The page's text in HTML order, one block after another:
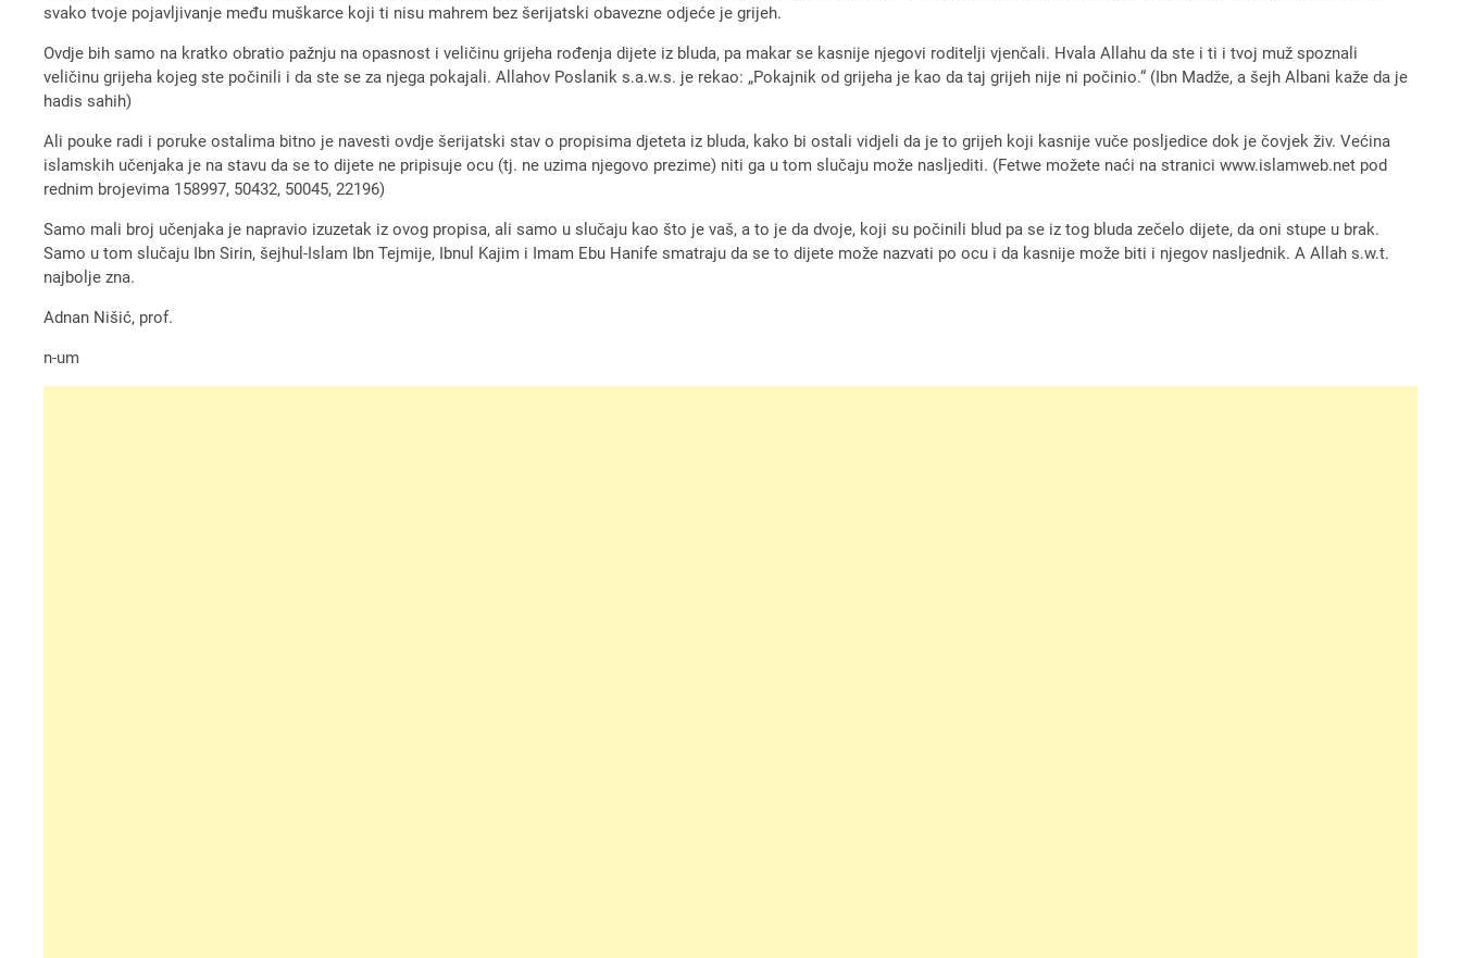
svako tvoje pojavljivanje među muškarce koji ti nisu mahrem bez šerijatski obavezne odjeće je grijeh.
Ovdje bih samo na kratko obratio pažnju na opasnost i veličinu grijeha rođenja dijete iz bluda, pa makar se kasnije njegovi roditelji vjenčali. Hvala Allahu da ste i ti i tvoj muž spoznali
veličinu grijeha kojeg ste počinili i da ste se za njega pokajali. Allahov Poslanik s.a.w.s. je rekao: „Pokajnik od grijeha je kao da taj grijeh nije ni počinio.“ (Ibn Madže, a šejh Albani kaže da je
hadis sahih)
Ali pouke radi i poruke ostalima bitno je navesti ovdje šerijatski stav o propisima djeteta iz bluda, kako bi ostali vidjeli da je to grijeh koji kasnije vuče posljedice dok je čovjek živ. Većina
islamskih učenjaka je na stavu da se to dijete ne pripisuje ocu (tj. ne uzima njegovo prezime) niti ga u tom slučaju može nasljediti. (Fetwe možete naći na stranici www.islamweb.net pod
rednim brojevima 158997, 50432, 50045, 22196)
Samo mali broj učenjaka je napravio izuzetak iz ovog propisa, ali samo u slučaju kao što je vaš, a to je da dvoje, koji su počinili blud pa se iz tog bluda zečelo dijete, da oni stupe u brak.
Samo u tom slučaju Ibn Sirin, šejhul-Islam Ibn Tejmije, Ibnul Kajim i Imam Ebu Hanife smatraju da se to dijete može nazvati po ocu i da kasnije može biti i njegov nasljednik. A Allah s.w.t.
najbolje zna.
Adnan Nišić, prof.
n-um